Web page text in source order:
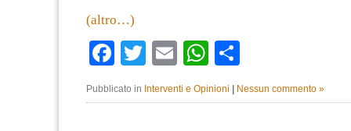
(altro…)
Facebook
TwitterEmailWhatsApp
Pubblicato in Interventi e Opinioni | Nessun commento »